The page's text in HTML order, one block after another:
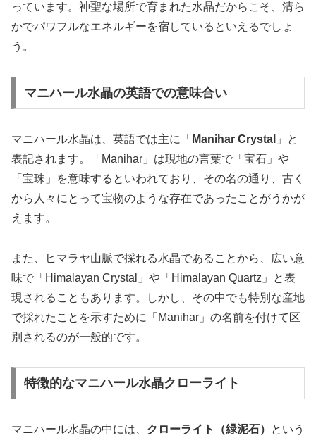
っています。神聖な場所で育まれた水晶だからこそ、清ら
かでパワフルなエネルギーを宿しているといえるでしょ
う。
マニハール水晶の英語での意味合い
マニハール水晶は、英語では主に「 Manihar Crystal 」と
表記されます。「Manihar」は現地の言葉で「宝石」や
「宝珠」を意味するといわれており、その名の通り、古く
から人々にとって宝物のような存在であったことがうかが
えます。
また、ヒマラヤ山脈で採れる水晶であることから、広い意
味で「Himalayan Crystal」や「Himalayan Quartz」と表
現されることもあります。しかし、その中でも特別な産地
で採れたことを示すために「Manihar」の名前を付けて区
別されるのが一般的です。
特徴的なマニハール水晶クローライト
マニハール水晶の中には、 クローライト（緑泥石）
という